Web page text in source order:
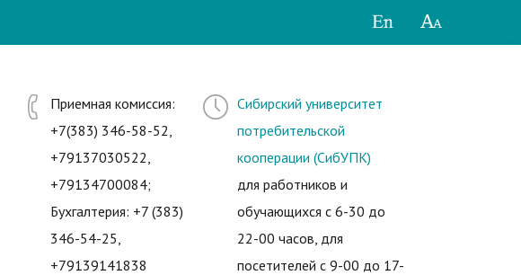
Приемная комиссия:
+7(383) 346-58-52,
+79137030522,
+79134700084;
Бухгалтерия: +7 (383)
346-54-25,
+79139141838
Сибирский университет
потребительской
кооперации (СибУПК)
для работников и
обучающихся с 6-30 до
22-00 часов, для
посетителей с 9-00 до 17-